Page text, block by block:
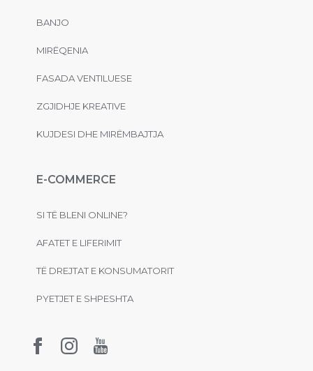
BANJO
MIRËQENIA
FASADA VENTILUESE
ZGJIDHJE KREATIVE
KUJDESI DHE MIRËMBAJTJA
E-COMMERCE
SI TË BLENI ONLINE?
AFATET E LIFERIMIT
TË DREJTAT E KONSUMATORIT
PYETJET E SHPESHTA